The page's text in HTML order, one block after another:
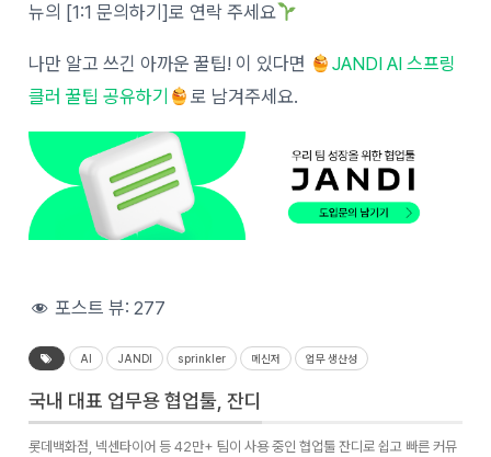
뉴의 [1:1 문의하기]로 연락 주세요
나만 알고 쓰긴 아까운 꿀팁! 이 있다면
JANDI AI 스프링
클러 꿀팁 공유하기
로 남겨주세요.
포스트 뷰:277
AI JANDI sprinkler 메신저 업무 생산성
국내 대표 업무용 협업툴, 잔디
롯데백화점, 넥센타이어 등 42만+ 팀이 사용 중인 협업툴 잔디로 쉽고 빠른 커뮤